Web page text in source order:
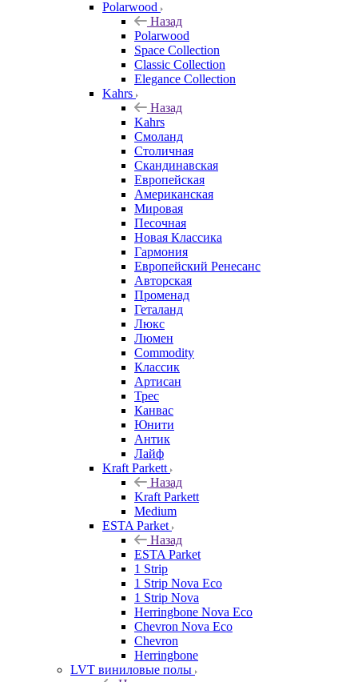
Polarwood
Назад
Polarwood
Space Collection
Classic Collection
Elegance Collection
Kahrs
Назад
Kahrs
Смоланд
Столичная
Скандинавская
Европейская
Американская
Мировая
Песочная
Новая Классика
Гармония
Европейский Ренесанс
Авторская
Променад
Геталанд
Люкс
Люмен
Commodity
Классик
Артисан
Трес
Канвас
Юнити
Антик
Лайф
Kraft Parkett
Назад
Kraft Parkett
Medium
ESTA Parket
Назад
ESTA Parket
1 Strip
1 Strip Nova Eco
1 Strip Nova
Herringbone Nova Eco
Chevron Nova Eco
Chevron
Herringbone
LVT виниловые полы